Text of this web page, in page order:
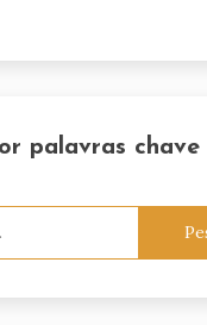
palavras chave